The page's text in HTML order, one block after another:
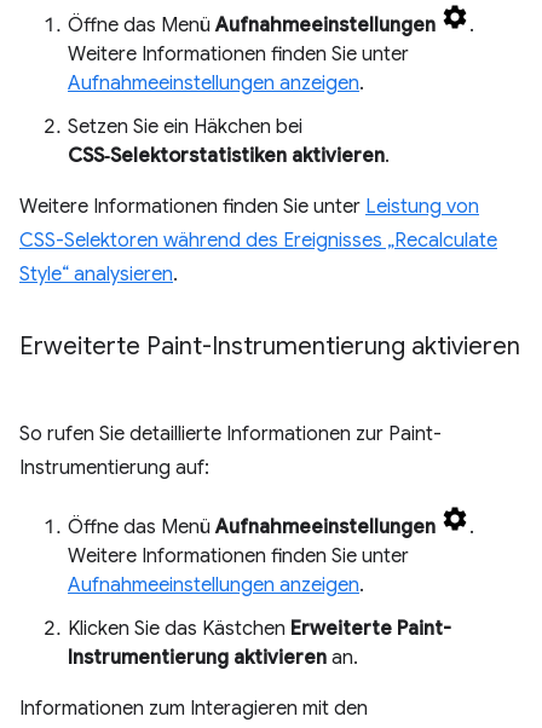
Öffne das MenüAufnahmeeinstellungen
.
Weitere Informationen finden Sie unter
Aufnahmeeinstellungen anzeigen.
Setzen Sie ein Häkchen bei
CSS‑Selektorstatistiken aktivieren.
Weitere Informationen finden Sie unter Leistung von
CSS-Selektoren während des Ereignisses „Recalculate
Style“ analysieren.
Erweiterte Paint-Instrumentierung aktivieren
So rufen Sie detaillierte Informationen zur Paint-
Instrumentierung auf:
Öffne das MenüAufnahmeeinstellungen
.
Weitere Informationen finden Sie unter
Aufnahmeeinstellungen anzeigen.
Klicken Sie das Kästchen Erweiterte Paint-
Instrumentierung aktivieren an.
Informationen zum Interagieren mit den